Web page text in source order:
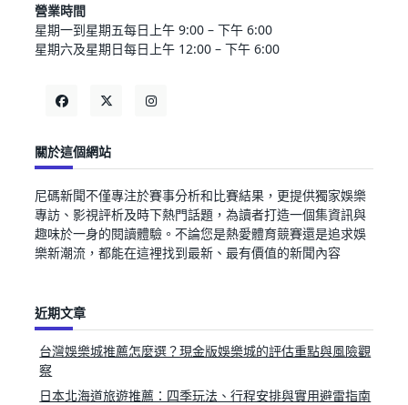
營業時間
星期一到星期五每日上午 9:00 – 下午 6:00
星期六及星期日每日上午 12:00 – 下午 6:00
關於這個網站
尼碼新聞不僅專注於賽事分析和比賽結果，更提供獨家娛樂
專訪、影視評析及時下熱門話題，為讀者打造一個集資訊與
趣味於一身的閱讀體驗。不論您是熱愛體育競賽還是追求娛
樂新潮流，都能在這裡找到最新、最有價值的新聞內容
近期文章
台灣娛樂城推薦怎麼選？現金版娛樂城的評估重點與風險觀
察
日本北海道旅遊推薦：四季玩法、行程安排與實用避雷指南